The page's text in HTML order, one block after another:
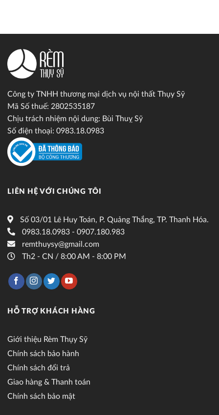
Công ty TNHH thương mại dịch vụ nội thất Thụy Sỹ
Mã Số thuế: 2802535187
Chịu trách nhiệm nội dung: Bùi Thuỵ Sỹ
Số điện thoại: 0983.18.0983
LIÊN HỆ VỚI CHÚNG TÔI
Số 03/01 Lê Huy Toán, P. Quảng Thắng, TP. Thanh Hóa.
0983.18.0983 - 0907.180.983
remthuysy@gmail.com
Th2 - CN / 8:00 AM - 8:00 PM
HỖ TRỢ KHÁCH HÀNG
Giới thiệu Rèm Thụy Sỹ
Chính sách bảo hành
Chính sách đổi trả
Giao hàng & Thanh toán
Chính sách bảo mật